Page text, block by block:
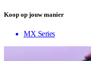
Koop op jouw manier
MX Series